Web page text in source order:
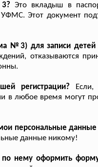
Это вкладыш в
Этот документ
№3) для записи детей
отказываются
регистрации? Если,
в любое время могут
персональные данные
данные никому!
нему оформить